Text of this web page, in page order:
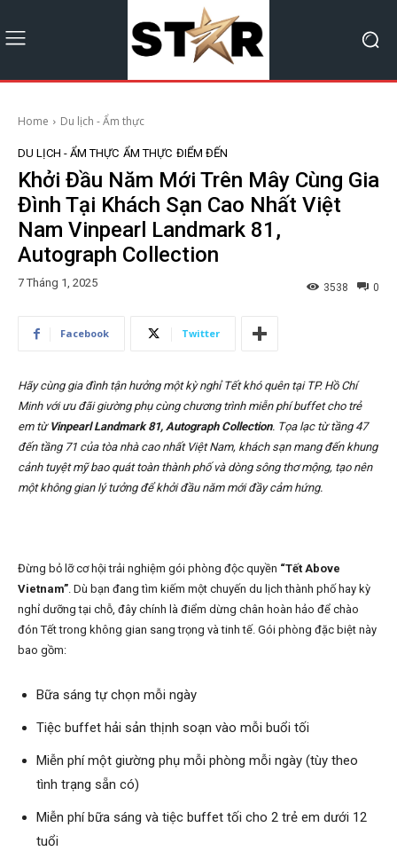
Home Du lịch - Ẩm thực
DU LỊCH - ẨM THỰC ẨM THỰC ĐIỂM ĐẾN
Khởi Đầu Năm Mới Trên Mây Cùng Gia
Đình Tại Khách Sạn Cao Nhất Việt
Nam Vinpearl Landmark 81,
Autograph Collection
7 Tháng 1, 2025 0
3538
Facebook Twitter
Hãy cùng gia đình tận hưởng một kỳ nghỉ Tết khó quên tại TP. Hồ Chí
Minh với ưu đãi giường phụ cùng chương trình miễn phí buffet cho trẻ
em từ Vinpearl Landmark 81, Autograph Collection. Tọa lạc từ tầng 47
đến tầng 71 của tòa nhà cao nhất Việt Nam, khách sạn mang đến khung
cảnh tuyệt mỹ bao quát toàn thành phố và dòng sông thơ mộng, tạo nên
một không gian lý tưởng để khởi đầu năm mới đầy cảm hứng.
Đừng bỏ lỡ cơ hội trải nghiệm gói phòng độc quyền “Tết Above
Vietnam”. Dù bạn đang tìm kiếm một chuyến du lịch thành phố hay kỳ
nghỉ dưỡng tại chỗ, đây chính là điểm dừng chân hoàn hảo để chào
đón Tết trong không gian sang trọng và tinh tế. Gói phòng đặc biệt này
bao gồm:
Bữa sáng tự chọn mỗi ngày
Tiệc buffet hải sản thịnh soạn vào mỗi buổi tối
Miễn phí một giường phụ mỗi phòng mỗi ngày (tùy theo
tình trạng sẵn có)
Miễn phí bữa sáng và tiệc buffet tối cho 2 trẻ em dưới 12
tuổi